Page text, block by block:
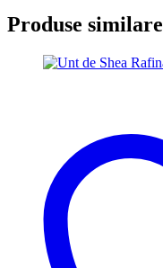
Produse similare